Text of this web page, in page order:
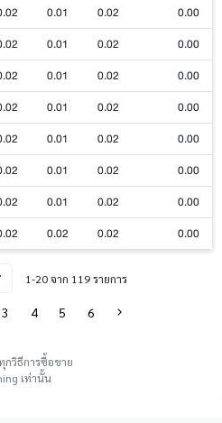
0.01 0.02
0.00
0.01 0.02
0.00
0.01 0.02
0.00
0.01 0.02
0.00
0.01 0.02
0.00
0.01 0.02
0.00
0.01 0.02
0.00
0.02 0.02 0.00
1-20 จาก 119 รายการ
3 4 5 6
วิธีการซื้อขาย
เท่านั้น